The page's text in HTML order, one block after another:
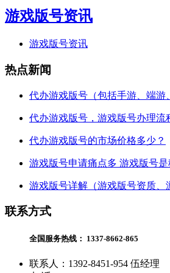
游戏版号资讯
游戏版号资讯
热点新闻
代办游戏版号（包括手游、端游
代办游戏版号，游戏版号办理流
代办游戏版号的市场价格多少？
游戏版号申请痛点多 游戏版号
游戏版号详解（游戏版号资质
联系方式
全国服务热线： 1337-8662-865
联系人：1392-8451-954 伍经理